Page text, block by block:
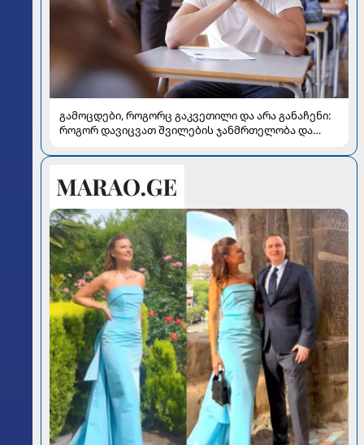
გამოცდები, როგორც გაკვეთილი და არა განაჩენი:
როგორ დავიცვათ შვილების ჯანმრთელობა და